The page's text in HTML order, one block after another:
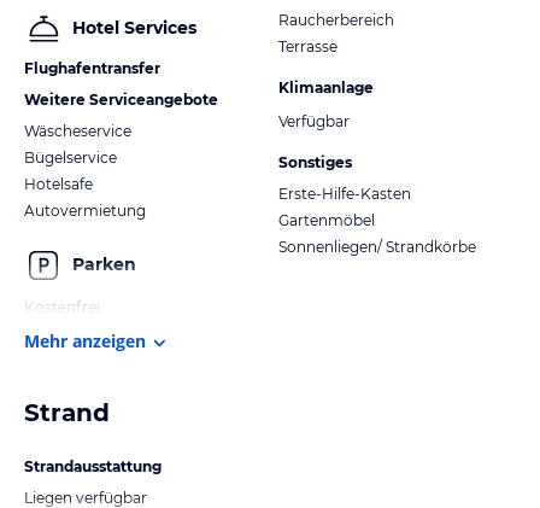
Hotel Services
Flughafentransfer
Weitere Serviceangebote
Wäscheservice
Bügelservice
Hotelsafe
Autovermietung
Parken
Kostenfrei
Raucherbereich
Terrasse
Klimaanlage
Verfügbar
Sonstiges
Erste-Hilfe-Kasten
Gartenmöbel
Sonnenliegen/ Strandkörbe
Mehr anzeigen
Strand
Strandausstattung
Liegen verfügbar